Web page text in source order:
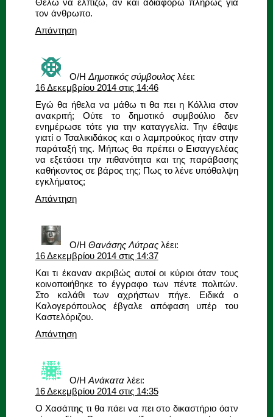
τον άνθρωπο.
Απάντηση
Ο/Η Δημοτικός σύμβουλος λέει:
16 Δεκεμβρίου 2014 στις 14:46
Εγώ θα ήθελα να μάθω τι θα πει η Κόλλια στον
ανακριτή; Ούτε το δημοτικό συμβούλιο δεν
ενημέρωσε τότε για την καταγγελία. Την έθαψε
γιατί ο Τσαλικιδάκος και ο λαμπρούκος ήταν στην
παράταξή της. Μήπως θα πρέπει ο Εισαγγελέας
να εξετάσει την πιθανότητα και της παράβασης
καθήκοντος σε βάρος της; Πως το λένε υπόθαλψη
εγκλήματος;
Απάντηση
Ο/Η Θανάσης Λύτρας λέει:
16 Δεκεμβρίου 2014 στις 14:37
Και τι έκαναν ακριβώς αυτοί οι κύριοι όταν τους
κοινοποιήθηκε το έγγραφο των πέντε πολιτών.
Στο καλάθι των αχρήστων πήγε. Ειδικά ο
Καλογερόπουλος έβγαλε απόφαση υπέρ του
Καστελόριζου.
Απάντηση
Ο/Η Ανάκατα λέει:
16 Δεκεμβρίου 2014 στις 14:35
Ο Χασάπης τι θα πάει να πει στο δικαστήριο όατν